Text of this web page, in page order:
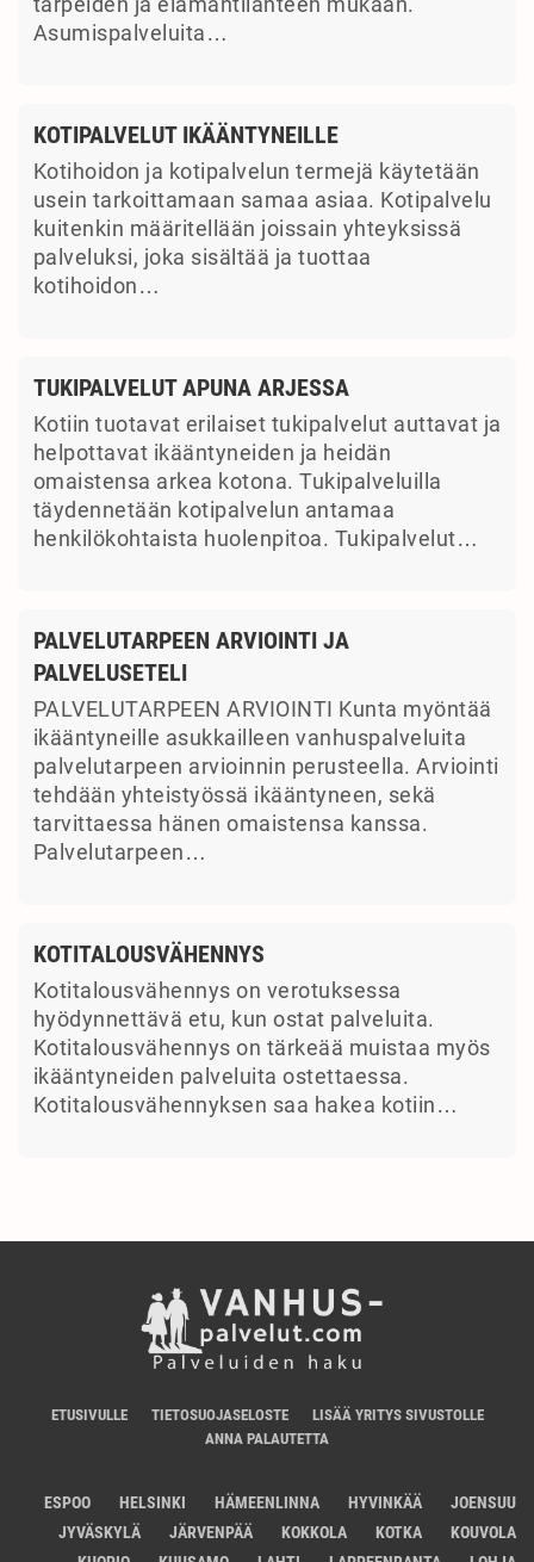
Asumispalveluita…
KOTIPALVELUT IKÄÄNTYNEILLE
Kotihoidon ja kotipalvelun termejä käytetään
usein tarkoittamaan samaa asiaa. Kotipalvelu
kuitenkin määritellään joissain yhteyksissä
palveluksi, joka sisältää ja tuottaa
kotihoidon…
TUKIPALVELUT APUNA ARJESSA
Kotiin tuotavat erilaiset tukipalvelut auttavat ja
helpottavat ikääntyneiden ja heidän
omaistensa arkea kotona. Tukipalveluilla
täydennetään kotipalvelun antamaa
henkilökohtaista huolenpitoa. Tukipalvelut…
PALVELUTARPEEN ARVIOINTI JA
PALVELUSETELI
PALVELUTARPEEN ARVIOINTI Kunta myöntää
ikääntyneille asukkailleen vanhuspalveluita
palvelutarpeen arvioinnin perusteella. Arviointi
tehdään yhteistyössä ikääntyneen, sekä
tarvittaessa hänen omaistensa kanssa.
Palvelutarpeen…
KOTITALOUSVÄHENNYS
Kotitalousvähennys on verotuksessa
hyödynnettävä etu, kun ostat palveluita.
Kotitalousvähennys on tärkeää muistaa myös
ikääntyneiden palveluita ostettaessa.
Kotitalousvähennyksen saa hakea kotiin…
ETUSIVULLE TIETOSUOJASELOSTE
LISÄÄ YRITYS SIVUSTOLLE
ANNA PALAUTETTA
ESPOO HELSINKI HÄMEENLINNA HYVINKÄÄ
JOENSUU
JYVÄSKYLÄ
JÄRVENPÄÄ KOKKOLA KOTKA
KOUVOLA